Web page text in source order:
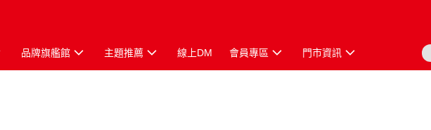
品牌旗艦館 主題推薦 線上DM 會員專區 門市資訊